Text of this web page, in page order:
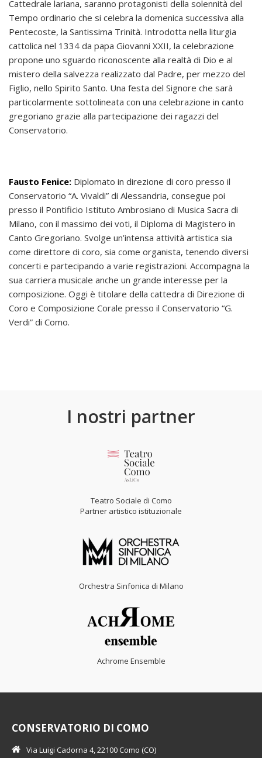
Cattedrale lariana, saranno protagonisti della solennità del
Tempo ordinario che si celebra la domenica successiva alla
Pentecoste, la Santissima Trinità. Introdotta nella liturgia
cattolica nel 1334 da papa Giovanni XXII, la celebrazione
propone uno sguardo riconoscente alla realtà di Dio e al
mistero della salvezza realizzato dal Padre, per mezzo del
Figlio, nello Spirito Santo. Una festa del Signore che sarà
particolarmente sottolineata con una celebrazione in canto
gregoriano grazie alla partecipazione dei ragazzi del
Conservatorio.
Fausto Fenice: Diplomato in direzione di coro presso il
Conservatorio “A. Vivaldi” di Alessandria, consegue poi
presso il Pontificio Istituto Ambrosiano di Musica Sacra di
Milano, con il massimo dei voti, il Diploma di Magistero in
Canto Gregoriano. Svolge un’intensa attività artistica sia
come direttore di coro, sia come organista, tenendo diversi
concerti e partecipando a varie registrazioni. Accompagna la
sua carriera musicale anche un grande interesse per la
composizione. Oggi è titolare della cattedra di Direzione di
Coro e Composizione Corale presso il Conservatorio “G.
Verdi” di Como.
I nostri partner
Teatro Sociale di Como
Partner artistico istituzionale
Orchestra Sinfonica di Milano
Achrome Ensemble
CONSERVATORIO DI COMO
Via Luigi Cadorna 4, 22100 Como (CO)